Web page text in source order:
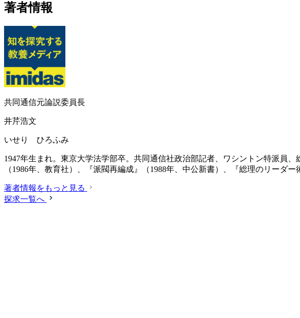
著者情報
共同通信元論説委員長
井芹浩文
いせり ひろふみ
1947年生まれ。東京大学法学部卒。共同通信社政治部記者、ワシントン特派員
（1986年、教育社）、『派閥再編成』（1988年、中公新書）、『総理のリーダ
著者情報をもっと見る
探求一覧へ